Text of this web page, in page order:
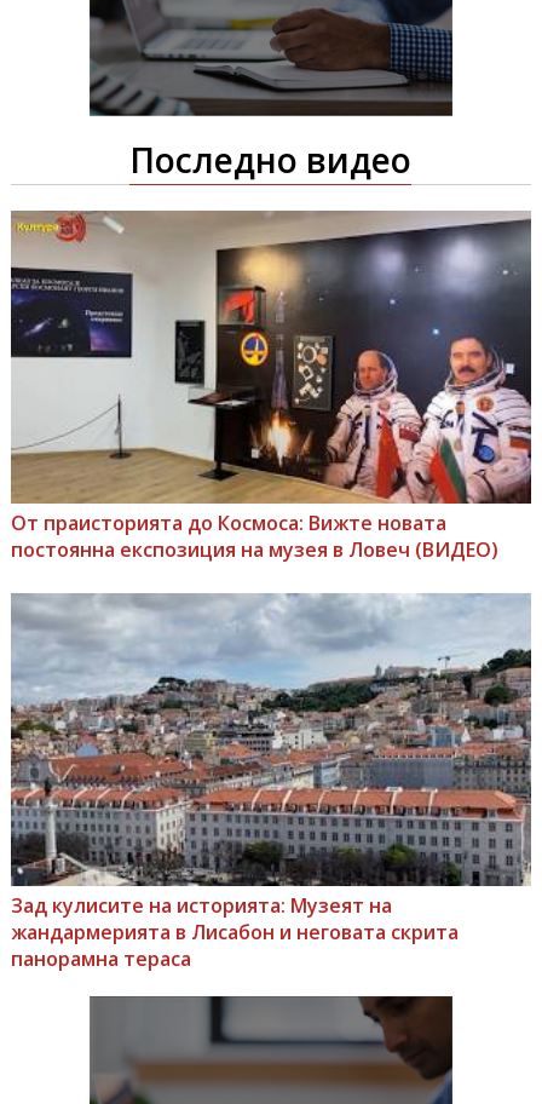
Последно видео
От праисторията до Космоса: Вижте новата
постоянна експозиция на музея в Ловеч (ВИДЕО)
Зад кулисите на историята: Музеят на
жандармерията в Лисабон и неговата скрита
панорамна тераса